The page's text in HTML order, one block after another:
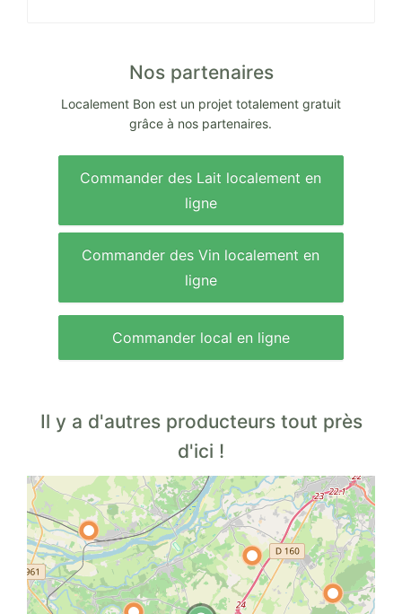
Nos partenaires
Localement Bon est un projet totalement gratuit
grâce à nos partenaires.
Commander des Lait localement en
ligne
Commander des Vin localement en
ligne
Commander local en ligne
Il y a d'autres producteurs tout près
d'ici !